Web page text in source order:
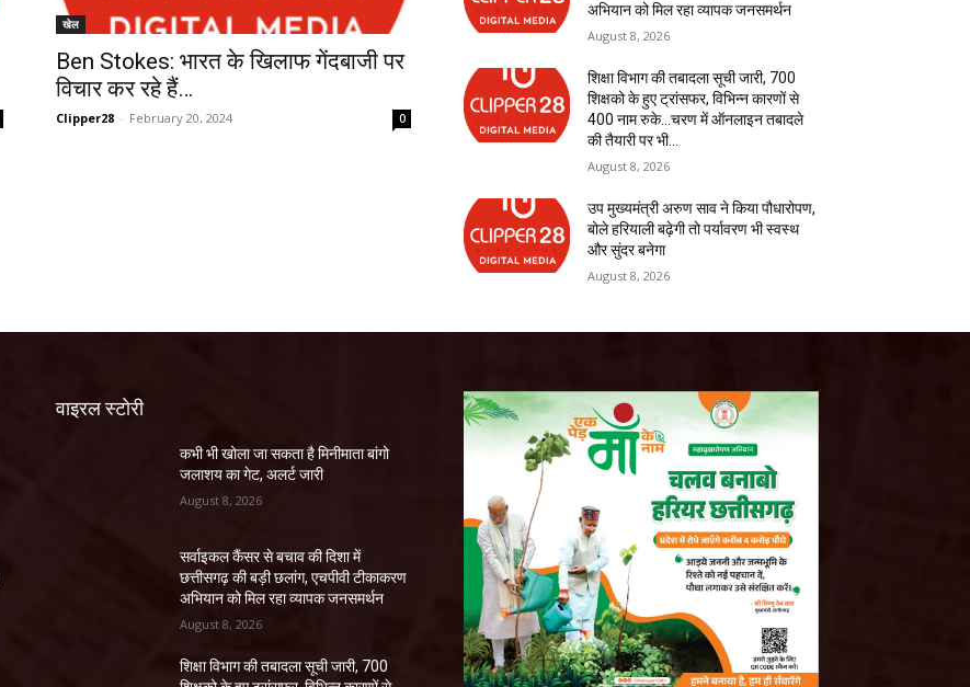
खेल
Ben Stokes: भारत के खिलाफ गेंदबाजी पर
विचार कर रहे हैं…
Clipper28 - February 20, 2024 0
अभियान को मिल रहा व्यापक जनसमर्थन
August 8, 2026
शिक्षा विभाग की तबादला सूची जारी, 700
शिक्षको के हुए ट्रांसफर, विभिन्न कारणों से
400 नाम रुके…चरण में ऑनलाइन तबादले
की तैयारी पर भी...
August 8, 2026
उप मुख्यमंत्री अरुण साव ने किया पौधारोपण,
बोले हरियाली बढ़ेगी तो पर्यावरण भी स्वस्थ
और सुंदर बनेगा
August 8, 2026
वाइरल स्टोरी
कभी भी खोला जा सकता है मिनीमाता बांगो
जलाशय का गेट, अलर्ट जारी
August 8, 2026
सर्वाइकल कैंसर से बचाव की दिशा में
छत्तीसगढ़ की बड़ी छलांग, एचपीवी टीकाकरण
अभियान को मिल रहा व्यापक जनसमर्थन
August 8, 2026
शिक्षा विभाग की तबादला सूची जारी, 700